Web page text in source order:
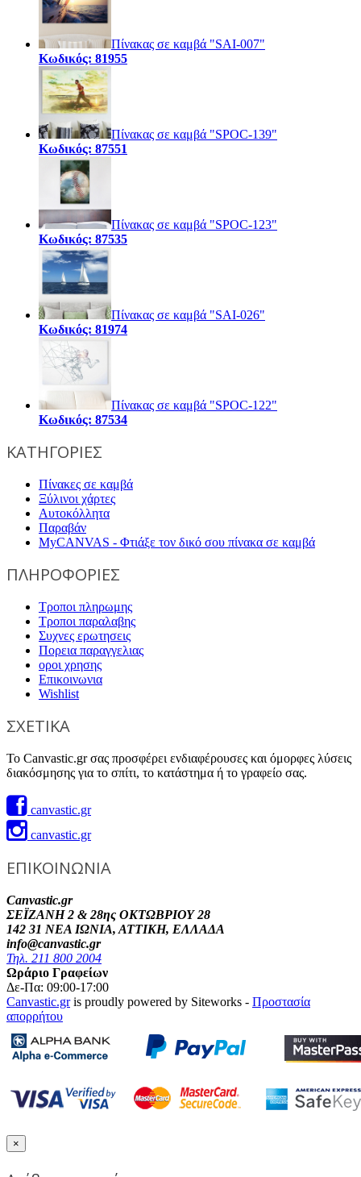
Πίνακας σε καμβά "SAI-007"
Κωδικός: 81955
Πίνακας σε καμβά "SPOC-139"
Κωδικός: 87551
Πίνακας σε καμβά "SPOC-123"
Κωδικός: 87535
Πίνακας σε καμβά "SAI-026"
Κωδικός: 81974
Πίνακας σε καμβά "SPOC-122"
Κωδικός: 87534
ΚΑΤΗΓΟΡΙΕΣ
Πίνακες σε καμβά
Ξύλινοι χάρτες
Αυτοκόλλητα
Παραβάν
MyCANVAS - Φτιάξε τον δικό σου πίνακα σε καμβά
ΠΛΗΡΟΦΟΡΙΕΣ
Τροποι πληρωμης
Τροποι παραλαβης
Συχνες ερωτησεις
Πορεια παραγγελιας
οροι χρησης
Επικοινωνια
Wishlist
ΣΧΕΤΙΚΑ
Το Canvastic.gr σας προσφέρει ενδιαφέρουσες και όμορφες λύσεις
διακόσμησης για το σπίτι, το κατάστημα ή το γραφείο σας.
canvastic.gr
canvastic.gr
ΕΠΙΚΟΙΝΩΝΙΑ
Canvastic.gr
ΣΕΪΖΑΝΗ 2 & 28ης ΟΚΤΩΒΡΙΟΥ 28
142 31 ΝΕΑ ΙΩΝΙΑ, ΑΤΤΙΚΗ, ΕΛΛΑΔΑ
info@canvastic.gr
Τηλ. 211 800 2004
Ωράριο Γραφείων
Δε-Πα: 09:00-17:00
Canvastic.gris proudly powered by Siteworks - Προστασία
απορρήτου
×